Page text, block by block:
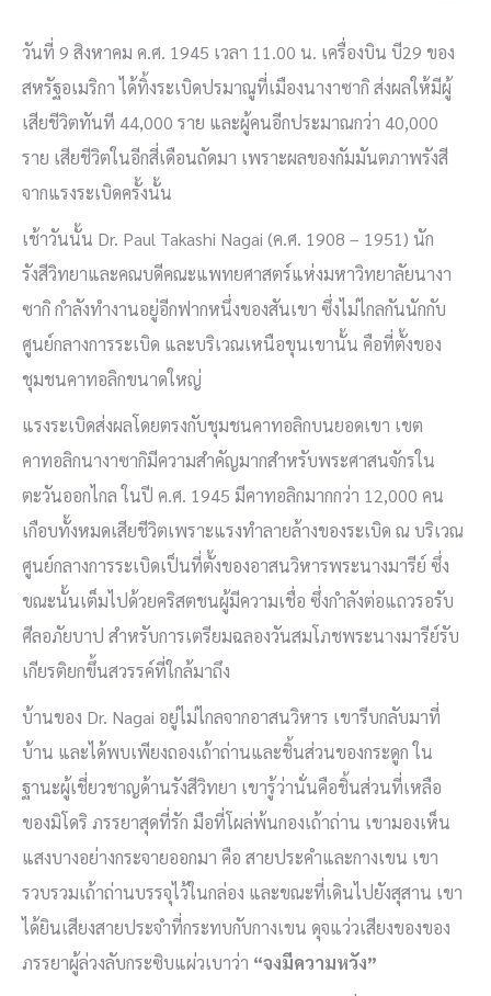
วันที่ 9 สิงหาคม ค.ศ. 1945 เวลา 11.00 น. เครื่องบิน บี29 ของ
สหรัฐอเมริกา ได้ทิ้งระเบิดปรมาณูที่เมืองนางาซากิ ส่งผลให้มีผู้
เสียชีวิตทันที 44,000 ราย และผู้คนอีกประมาณกว่า 40,000
ราย เสียชีวิตในอีกสี่เดือนถัดมา เพราะผลของกัมมันตภาพรังสี
จากแรงระเบิดครั้งนั้น
เช้าวันนั้น Dr. Paul Takashi Nagai (ค.ศ. 1908 – 1951) นัก
รังสีวิทยาและคณบดีคณะแพทยศาสตร์แห่งมหาวิทยาลัยนางา
ซากิ กำลังทำงานอยู่อีกฟากหนึ่งของสันเขา ซึ่งไม่ไกลกันนักกับ
ศูนย์กลางการระเบิด และบริเวณเหนือขุนเขานั้น คือที่ตั้งของ
ชุมชนคาทอลิกขนาดใหญ่
แรงระเบิดส่งผลโดยตรงกับชุมชนคาทอลิกบนยอดเขา เขต
คาทอลิกนางาซากิมีความสำคัญมากสำหรับพระศาสนจักรใน
ตะวันออกไกล ในปี ค.ศ. 1945 มีคาทอลิกมากกว่า 12,000 คน
เกือบทั้งหมดเสียชีวิตเพราะแรงทำลายล้างของระเบิด ณ บริเวณ
ศูนย์กลางการระเบิดเป็นที่ตั้งของอาสนวิหารพระนางมารีย์ ซึ่ง
ขณะนั้นเต็มไปด้วยคริสตชนผู้มีความเชื่อ ซึ่งกำลังต่อแถวรอรับ
ศีลอภัยบาป สำหรับการเตรียมฉลองวันสมโภชพระนางมารีย์รับ
เกียรติยกขึ้นสวรรค์ที่ใกล้มาถึง
บ้านของ Dr. Nagai อยู่ไม่ไกลจากอาสนวิหาร เขารีบกลับมาที่
บ้าน และได้พบเพียงถองเถ้าถ่านและชิ้นส่วนของกระดูก ใน
ฐานะผู้เชี่ยวชาญด้านรังสีวิทยา เขารู้ว่านั่นคือชิ้นส่วนที่เหลือ
ของมิโดริ ภรรยาสุดที่รัก มือที่โผล่พ้นกองเถ้าถ่าน เขามองเห็น
แสงบางอย่างกระจายออกมา คือ สายประคำและกางเขน เขา
รวบรวมเถ้าถ่านบรรจุไว้ในกล่อง และขณะที่เดินไปยังสุสาน เขา
ได้ยินเสียงสายประจำที่กระทบกับกางเขน ดุจแว่วเสียงของของ
ภรรยาผู้ล่วงลับกระซิบแผ่วเบาว่า “จงมีความหวัง”